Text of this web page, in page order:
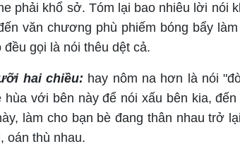
phải khổ sở. Tóm lại bao nhiêu lời nói
văn chương phù phiếm bóng bẩy
đều gọi là nói thêu dệt cả.
hai chiều: hay nôm na hơn là nói
hùa với bên này để nói xấu bên kia,
làm cho bạn bè đang thân nhau trở
oán thù nhau.